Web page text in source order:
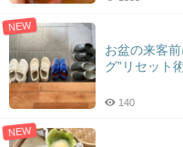
NEW
お盆の来客
グ”リセット
140
NEW